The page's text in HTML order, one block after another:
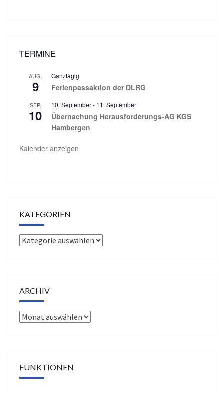
TERMINE
AUG.
9
Ganztägig
Ferienpassaktion der DLRG
SEP.
10
10. September- 11. September
Übernachung Herausforderungs-AG KGS
Hambergen
Kalender anzeigen
KATEGORIEN
Kategorien
ARCHIV
Archiv
FUNKTIONEN